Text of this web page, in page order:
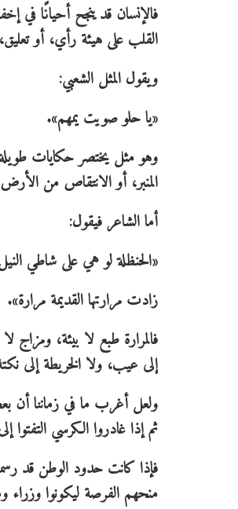
فالإنسان قد ينجح أحيانًا في
القلب على هيئة رأي، أو
ويقول المثل الشعبي:
«يا حلو صويت يمهم».
وهو مثل يختصر حكايات
المنبر، أو الانتقاص من
أما الشاعر فيقول:
«الحنظلة لو هي على شاطي
زادت مرارتها القديمة مرارة».
فالمرارة طبع لا بيئة، ومزاج
إلى عيب، ولا الخريطة إلى
ولعل أغرب ما في زماننا أن
ثم إذا غادروا الكرسي التفتوا
فإذا كانت حدود الوطن قد
منحهم الفرصة ليكونوا وزراء